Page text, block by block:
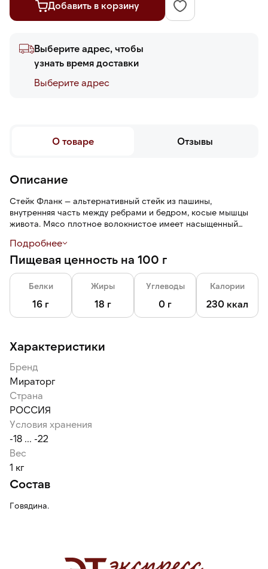
Добавить в корзину
Выберите адрес, чтобы
узнать время доставки
Выберите адреc
О товаре Отзывы
Описание
Стейк Фланк — альтернативный стейк из пашины,
внутренняя часть между ребрами и бедром, косые мышцы
живота. Мясо плотное волокнистое имеет насыщенный
Говядина Matured Beef от Мираторг – мясо, изготовленное
из коров породы Абердин Ангус. Оно проходит процесс
«вызревания», в результате чего приобретает более мягкую
структуру и наполняется ароматом. Эта говядина имеет
насыщенный мясной вкус с легкой кислинкой, который
формируется благодаря длительному травяному откорму.
Подробнее
Пищевая ценность на 100 г
Белки
16 г
Жиры
18 г
Углеводы
0 г
Калории
230 ккал
Характеристики
Бренд
Мираторг
Страна
РОССИЯ
Условия хранения
-18 ... -22
Вес
1 кг
Состав
Говядина.